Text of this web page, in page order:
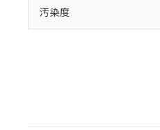
汚染度